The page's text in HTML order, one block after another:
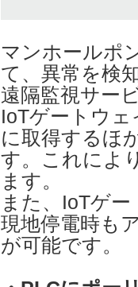
マンホールポ
て、異常を検
遠隔監視サー
IoTゲートウ
に取得するほ
す。これによ
ます。
また、IoTゲ
現地停電時も
が可能です。